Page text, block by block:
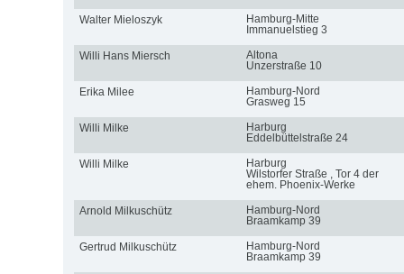
Walter Mieloszyk
Hamburg-Mitte
Immanuelstieg 3
Willi Hans Miersch
Altona
Unzerstraße 10
Erika Milee
Hamburg-Nord
Grasweg 15
Willi Milke
Harburg
Eddelbüttelstraße 24
Willi Milke
Harburg
Wilstorfer Straße , Tor 4 der
ehem. Phoenix-Werke
Arnold Milkuschütz
Hamburg-Nord
Braamkamp 39
Gertrud Milkuschütz
Hamburg-Nord
Braamkamp 39